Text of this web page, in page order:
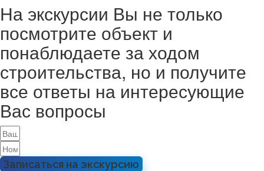
На экскурсии Вы не только
посмотрите объект и
понаблюдаете за ходом
строительства, но и получите
все ответы на интересующие
Вас вопросы
Записаться на экскурсию